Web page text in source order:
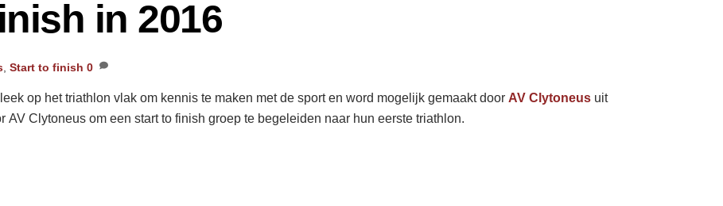
in 2016
, Start to finish 0
op het triathlon vlak om kennis te maken met de sport en word mogelijk gemaakt door AV Clytoneus uit
Clytoneus om een start to finish groep te begeleiden naar hun eerste triathlon.